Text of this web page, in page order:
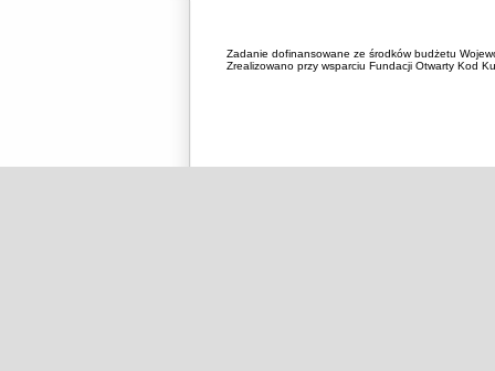
Zadanie dofinansowane ze środków budżetu
Zrealizowano przy wsparciu Fundacji Otwarty Kod